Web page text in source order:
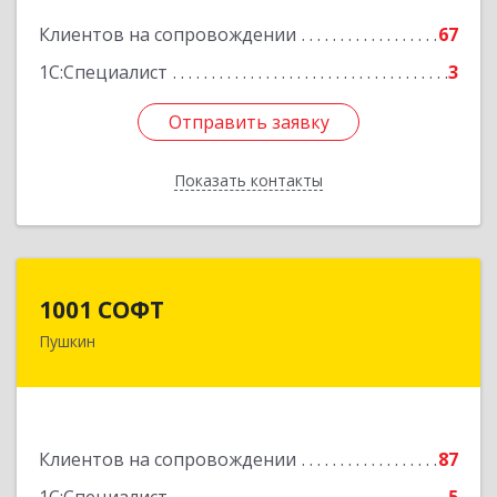
Клиентов на сопровождении
67
1С:Специалист
3
Отправить заявку
Показать контакты
Отправить заявку
Назад
1001 СОФТ
Пушкин
Клиентов на сопровождении
87